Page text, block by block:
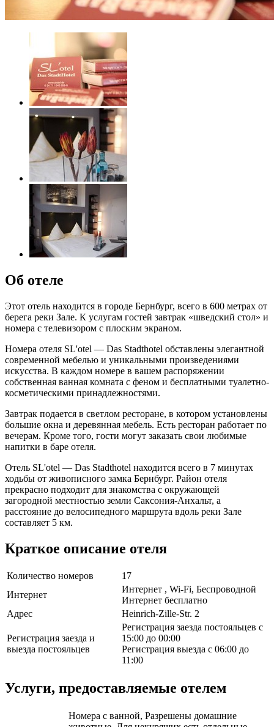
Об отеле
Этот отель находится в городе Бернбург, всего в 600 метрах от
берега реки Зале. К услугам гостей завтрак «шведский стол» и
номера с телевизором с плоским экраном.
Номера отеля SL'otel — Das Stadthotel обставлены элегантной
современной мебелью и уникальными произведениями
искусства. В каждом номере в вашем распоряжении
собственная ванная комната с феном и бесплатными туалетно-
косметическими принадлежностями.
Завтрак подается в светлом ресторане, в котором установлены
большие окна и деревянная мебель. Есть ресторан работает по
вечерам. Кроме того, гости могут заказать свои любимые
напитки в баре отеля.
Отель SL'otel — Das Stadthotel находится всего в 7 минутах
ходьбы от живописного замка Бернбург. Район отеля
прекрасно подходит для знакомства с окружающей
загородной местностью земли Саксония-Анхальт, а
расстояние до велосипедного маршрута вдоль реки Зале
составляет 5 км.
Краткое описание отеля
Количество номеров
17
Интернет
Интернет , Wi-Fi, Беспроводной
Интернет бесплатно
Адрес
Heinrich-Zille-Str. 2
Регистрация заезда и
выезда постояльцев
Регистрация заезда постояльцев с
15:00 до 00:00
Регистрация выезда с 06:00 до
11:00
Услуги, предоставляемые отелем
Номера с ванной, Разрешены домашние